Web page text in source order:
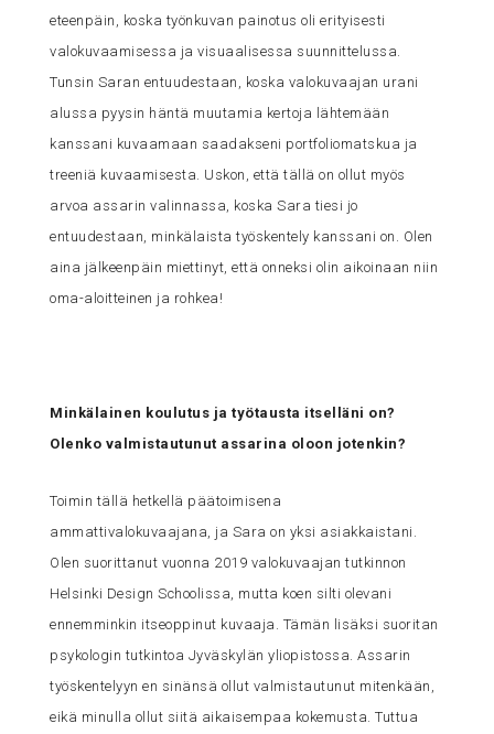
eteenpäin, koska työnkuvan painotus oli erityisesti
valokuvaamisessa ja visuaalisessa suunnittelussa.
Tunsin Saran entuudestaan, koska valokuvaajan urani
alussa pyysin häntä muutamia kertoja lähtemään
kanssani kuvaamaan saadakseni portfoliomatskua ja
treeniä kuvaamisesta. Uskon, että tällä on ollut myös
arvoa assarin valinnassa, koska Sara tiesi jo
entuudestaan, minkälaista työskentely kanssani on. Olen
aina jälkeenpäin miettinyt, että onneksi olin aikoinaan niin
oma-aloitteinen ja rohkea!
Minkälainen koulutus ja työtausta itselläni on?
Olenko valmistautunut assarina oloon jotenkin?
Toimin tällä hetkellä päätoimisena
ammattivalokuvaajana, ja Sara on yksi asiakkaistani.
Olen suorittanut vuonna 2019 valokuvaajan tutkinnon
Helsinki Design Schoolissa, mutta koen silti olevani
ennemminkin itseoppinut kuvaaja. Tämän lisäksi suoritan
psykologin tutkintoa Jyväskylän yliopistossa. Assarin
työskentelyyn en sinänsä ollut valmistautunut mitenkään,
eikä minulla ollut siitä aikaisempaa kokemusta. Tuttua